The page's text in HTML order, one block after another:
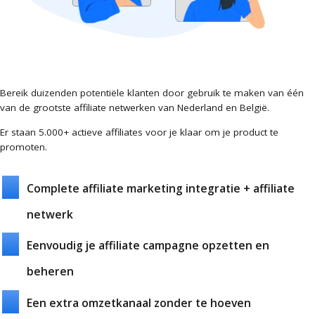
Bereik duizenden potentiële klanten door gebruik te maken van één
van de grootste affiliate netwerken van Nederland en België.
Er staan 5.000+ actieve affiliates voor je klaar om je product te
promoten.
Complete affiliate marketing integratie + affiliate
netwerk
Eenvoudig je affiliate campagne opzetten en
beheren
Een extra omzetkanaal zonder te hoeven